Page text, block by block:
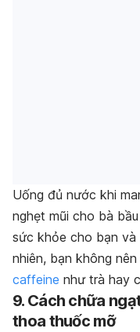
Uống đủ nước khi
nghẹt mũi cho bà
sức khỏe cho bạn và
nhiên, bạn không
caffeine như trà hay
9. Cách chữa
thoa thuốc mỡ